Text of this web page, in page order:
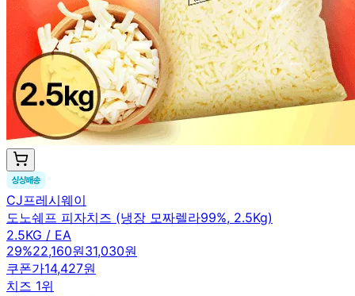
CJ프레시웨이
도노쉐프 피자치즈 (냉장 모짜렐라99%, 2.5Kg)
2.5KG / EA
29%22,160원31,030원
쿠폰가14,427원
치즈 1위